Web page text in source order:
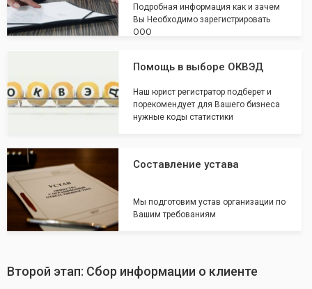
Подробная информация как и зачем
Вы Необходимо зарегистрировать
ООО
Помощь в выборе ОКВЭД
Наш юрист регистратор подберет и
порекомендует для Вашего бизнеса
нужные коды статистики
Составление устава
Мы подготовим устав организации по
Вашим требованиям
Второй этап: Сбор информации о клиенте